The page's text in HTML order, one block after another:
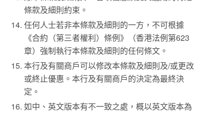
條款及細則約束。
任何人士若非本條款及細則的一方，不可根據
《合約（第三者權利）條例》（香港法例第623
章）強制執行本條款及細則的任何條文。
本行及有關商戶可以修改本條款及細則及/或更改
或終止優惠。本行及有關商戶的決定為最終決
定。
如中、英文版本有不一致之處，概以英文版本為